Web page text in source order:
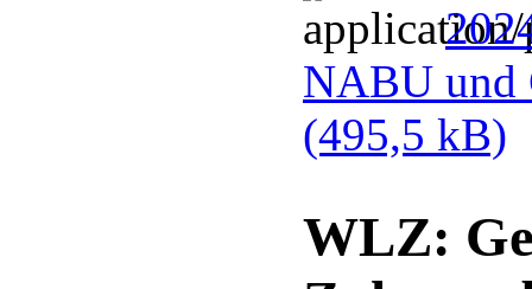
NABU und
(495,5 kB)
WLZ: